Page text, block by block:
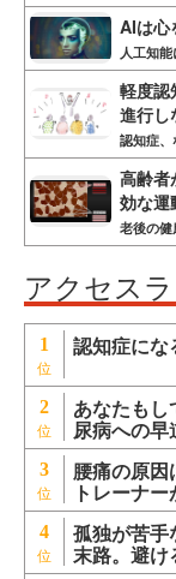
AIは
人工知
軽度認
進行し
認知症
高齢者
効な運
老後の
アクセス
1 認知症にな
2 あなたも
尿病への早
3 腰痛の原
トレーナ
4 孤独が苦手
末路。避け